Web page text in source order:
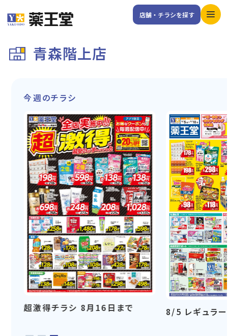
店舗・チラシを探す
青森階上店
今週のチラシ
超激得チラシ 8月16日まで 8/5 レギュラ